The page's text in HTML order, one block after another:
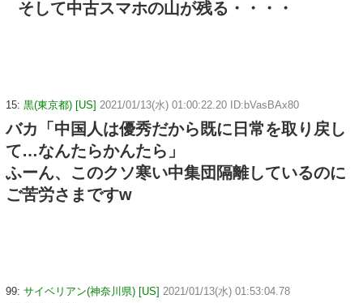
そして中古スマホの山が残る・・・・
15: 黒(東京都) [US] 2021/01/13(水) 01:00:22.20 ID:bVasBAx80
バカ「中国人は優秀だから既に日常を取り戻し
て…なんたらかんたら」
ふーん、このクソ寒い中集団隔離しているのに
ご苦労さまですw
99: サイベリアン(神奈川県) [US] 2021/01/13(水) 01:53:04.78